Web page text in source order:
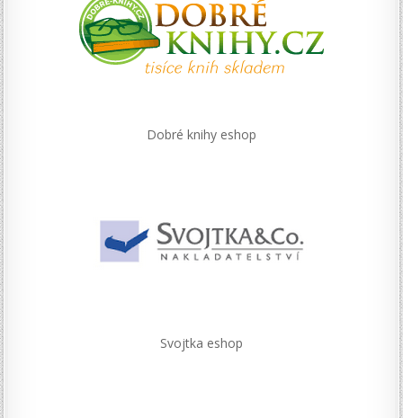
Dobré knihy eshop
Svojtka eshop